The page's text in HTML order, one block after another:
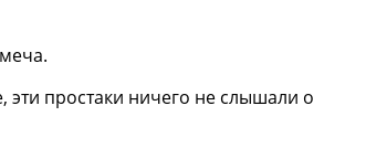
эти простаки ничего не слышали о